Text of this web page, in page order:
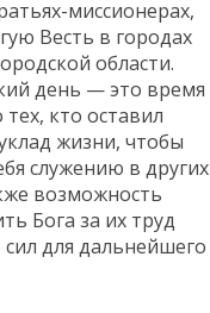
миссионерах,
Весть в городах
области.
день — это время
кто оставил
жизни, чтобы
служению в других
возможность
Бога за их труд
для дальнейшего